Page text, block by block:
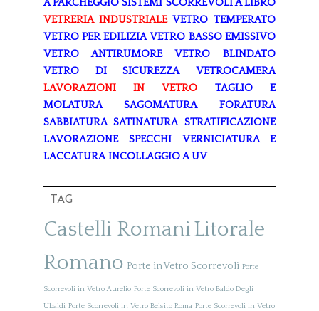
A PARCHEGGIO SISTEMI SCORREVOLI A LIBRO
VETRERIA INDUSTRIALE VETRO TEMPERATO
VETRO PER EDILIZIA VETRO BASSO EMISSIVO
VETRO ANTIRUMORE
VETRO BLINDATO
VETRO DI SICUREZZA
VETROCAMERA
LAVORAZIONI IN VETRO
TAGLIO E
MOLATURA
SAGOMATURA
FORATURA
SABBIATURA SATINATURA STRATIFICAZIONE
LAVORAZIONE SPECCHI
VERNICIATURA E
LACCATURA INCOLLAGGIO A UV
TAG
Castelli RomaniLitorale
Romano Porte in Vetro Scorrevoli Porte
Scorrevoli in Vetro Aurelio Porte Scorrevoli in Vetro Baldo Degli
Ubaldi Porte Scorrevoli in Vetro Belsito Roma Porte Scorrevoli in Vetro